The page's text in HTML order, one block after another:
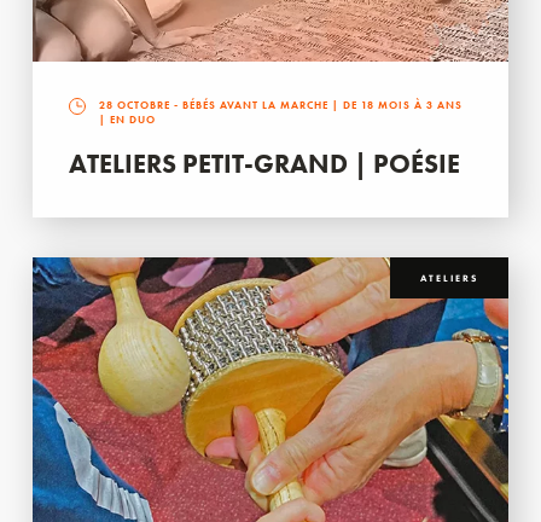
28 OCTOBRE - BÉBÉS AVANT LA MARCHE | DE 18 MOIS À 3 ANS
| EN DUO
ATELIERS PETIT-GRAND | POÉSIE
ATELIERS